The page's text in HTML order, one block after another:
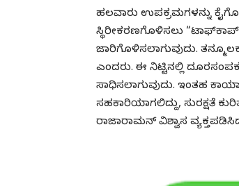
ಹಲವಾರು ಉಪಕ್ರಮಗಳನ್ನು
ಸ್ಥಿರೀಕರಣಗೊಳಿಸಲು
ಜಾರಿಗೊಳಿಸಲಾಗುವುದು. ತನ್ಮೂಲಕ
ಎಂದರು. ಈ ನಿಟ್ಟಿನಲ್ಲಿ
ಸಾಧಿಸಲಾಗುವುದು. ಇಂತಹ
ಸಹಕಾರಿಯಾಗಲಿದ್ದು, ಸುರಕ್ಷತೆ
ರಾಜಾರಾಮನ್ ವಿಶ್ವಾಸ